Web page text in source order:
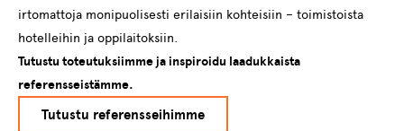
irtomattoja monipuolisesti erilaisiin kohteisiin – toimistoista
hotelleihin ja oppilaitoksiin.
Tutustu toteutuksiimme ja inspiroidu laadukkaista
referensseistämme.
Tutustu referensseihimme